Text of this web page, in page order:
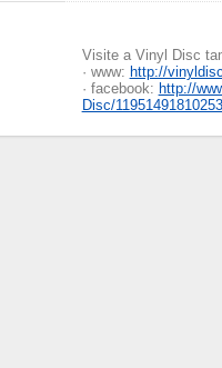
Visite a Vinyl Disc
· www: http://
· facebook: http://
Disc/